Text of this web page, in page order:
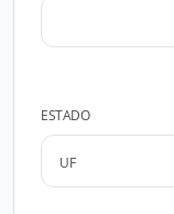
ESTADO